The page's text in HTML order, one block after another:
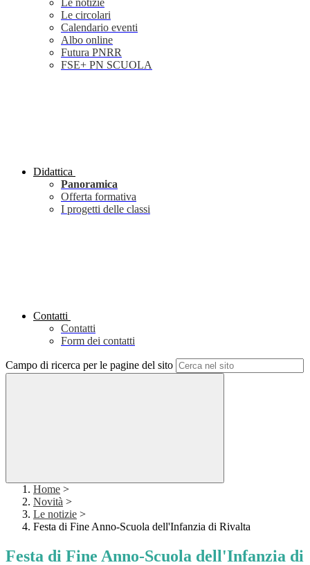
Le notizie
Le circolari
Calendario eventi
Albo online
Futura PNRR
FSE+ PN SCUOLA
Didattica
Panoramica
Offerta formativa
I progetti delle classi
Contatti
Contatti
Form dei contatti
Campo di ricerca per le pagine del sito
Home >
Novità >
Le notizie >
Festa di Fine Anno-Scuola dell'Infanzia di Rivalta
Festa di Fine Anno-Scuola dell'Infanzia di